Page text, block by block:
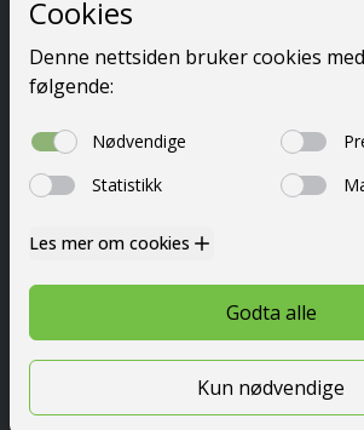
Priser
Nyttig info
© 2026 Festetrafikkskole AS
Personvern